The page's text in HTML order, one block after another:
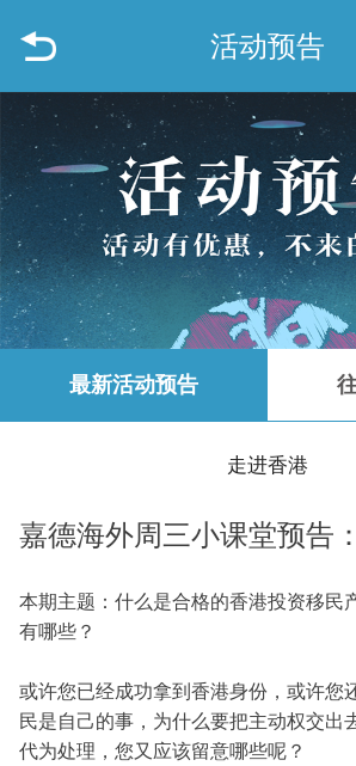
活动预告
最新活动预告
走进香港
嘉德海外周三小课堂预告：
本期主题：什么是合格的香港投资移民
有哪些？
或许您已经成功拿到香港身份，或许您
民是自己的事，为什么要把主动权交出
代为处理，您又应该留意哪些呢？